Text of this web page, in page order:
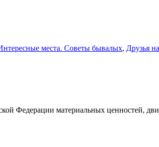
места. Советы бывалых, Друзья
Федерации материальных ценностей,